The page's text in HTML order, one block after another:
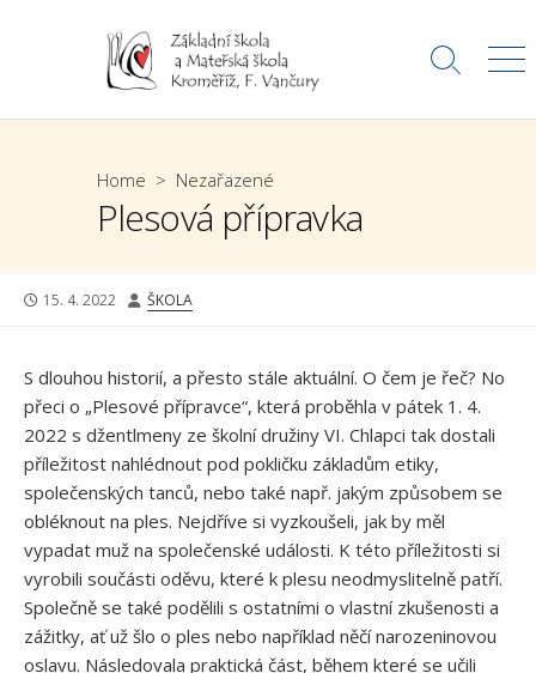
Search
Home > Nezařazené
Plesová přípravka
PUBLISHED
15. 4. 2022 AUTHOR
ŠKOLA
S dlouhou historií, a přesto stále aktuální. O čem je řeč? No
přeci o „Plesové přípravce“, která proběhla v pátek 1. 4.
2022 s džentlmeny ze školní družiny VI. Chlapci tak dostali
příležitost nahlédnout pod pokličku základům etiky,
společenských tanců, nebo také např. jakým způsobem se
obléknout na ples. Nejdříve si vyzkoušeli, jak by měl
vypadat muž na společenské události. K této příležitosti si
vyrobili součásti oděvu, které k plesu neodmyslitelně patří.
Společně se také podělili s ostatními o vlastní zkušenosti a
zážitky, ať už šlo o ples nebo například něčí narozeninovou
oslavu. Následovala praktická část, během které se učili